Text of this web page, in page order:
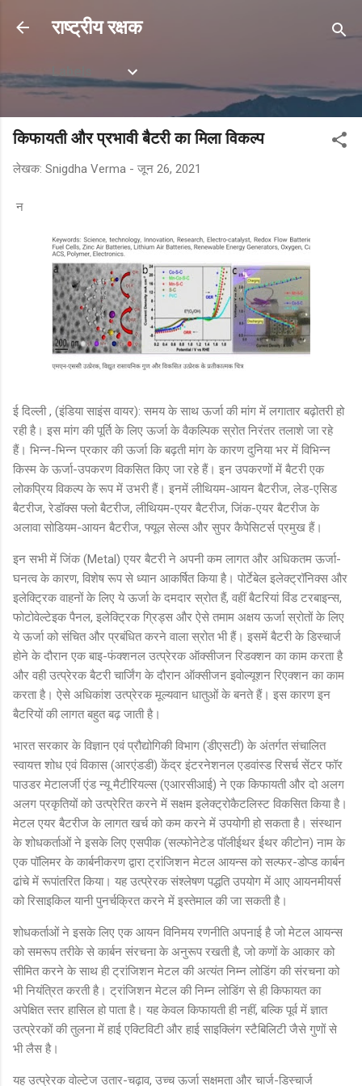
सीधे मुख्य सामग्री पर जाएं
राष्ट्रीय रक्षक
Labels
किफायती और प्रभावी बैटरी का मिला विकल्प
लेखक: Snigdha Verma - जून 26, 2021
न
ई दिल्ली , (इंडिया साइंस वायर): समय के साथ ऊर्जा की मांग में लगातार बढ़ोतरी हो
रही है। इस मांग की पूर्ति के लिए ऊर्जा के वैकल्पिक स्रोत निरंतर तलाशे जा रहे
हैं। भिन्न-भिन्न प्रकार की ऊर्जा कि बढ़ती मांग के कारण दुनिया भर में विभिन्न
किस्म के ऊर्जा-उपकरण विकसित किए जा रहे हैं। इन उपकरणों में बैटरी एक
लोकप्रिय विकल्प के रूप में उभरी हैं। इनमें लीथियम-आयन बैटरीज, लेड-एसिड
बैटरीज, रेडॉक्स फ्लो बैटरीज, लीथियम-एयर बैटरीज, जिंक-एयर बैटरीज के
अलावा सोडियम-आयन बैटरीज, फ्यूल सेल्स और सुपर कैपेसिटर्स प्रमुख हैं।
इन सभी में जिंक (Metal) एयर बैटरी ने अपनी कम लागत और अधिकतम ऊर्जा-
घनत्व के कारण, विशेष रूप से ध्यान आकर्षित किया है। पोर्टेबेल इलेक्ट्रॉनिक्स और
इलेक्ट्रिक वाहनों के लिए ये ऊर्जा के दमदार स्रोत हैं, वहीं बैटरियां विंड टरबाइन्स,
फोटोवेल्टेइक पैनल, इलेक्ट्रिक ग्रिड्स और ऐसे तमाम अक्षय ऊर्जा स्रोतों के लिए
ये ऊर्जा को संचित और प्रबंधित करने वाला स्रोत भी हैं। इसमें बैटरी के डिस्चार्ज
होने के दौरान एक बाइ-फंक्शनल उत्प्रेरक ऑक्सीजन रिडक्शन का काम करता है
और वही उत्प्रेरक बैटरी चार्जिंग के दौरान ऑक्सीजन इवोल्यूशन रिएक्शन का काम
करता है। ऐसे अधिकांश उत्प्रेरक मूल्यवान धातुओं के बनते हैं। इस कारण इन
बैटरियों की लागत बहुत बढ़ जाती है।
भारत सरकार के विज्ञान एवं प्रौद्योगिकी विभाग (डीएसटी) के अंतर्गत संचालित
स्वायत्त शोध एवं विकास (आरएंडडी) केंद्र इंटरनेशनल एडवांस्ड रिसर्च सेंटर फॉर
पाउडर मेटालर्जी एंड न्यू मैटीरियल्स (एआरसीआई) ने एक किफायती और दो अलग
अलग प्रकृतियों को उत्प्रेरित करने में सक्षम इलेक्ट्रोकैटलिस्ट विकसित किया है।
मेटल एयर बैटरीज के लागत खर्च को कम करने में उपयोगी हो सकता है। संस्थान
के शोधकर्ताओं ने इसके लिए एसपीक (सल्फोनेटेड पॉलीईथर ईथर कीटोन) नाम के
एक पॉलिमर के कार्बनीकरण द्वारा ट्रांजिशन मेटल आयन्स को सल्फर-डोप्ड कार्बन
ढांचे में रूपांतरित किया। यह उत्प्रेरक संश्लेषण पद्धति उपयोग में आए आयनमीयर्स
को रिसाइकिल यानी पुनर्चक्रित करने में इस्तेमाल की जा सकती है।
शोधकर्ताओं ने इसके लिए एक आयन विनिमय रणनीति अपनाई है जो मेटल आयन्स
को समरूप तरीके से कार्बन संरचना के अनुरूप रखती है, जो कणों के आकार को
सीमित करने के साथ ही ट्रांजिशन मेटल की अत्यंत निम्न लोडिंग की संरचना को
भी नियंत्रित करती है। ट्रांजिशन मेटल की निम्न लोडिंग से ही किफायत का
अपेक्षित स्तर हासिल हो पाता है। यह केवल किफायती ही नहीं, बल्कि पूर्व में ज्ञात
उत्प्रेरकों की तुलना में हाई एक्टिविटी और हाई साइक्लिंग स्टैबिलिटी जैसे गुणों से
भी लैस है।
यह उत्प्रेरक वोल्टेज उतार-चढ़ाव, उच्च ऊर्जा सक्षमता और चार्ज-डिस्चार्ज